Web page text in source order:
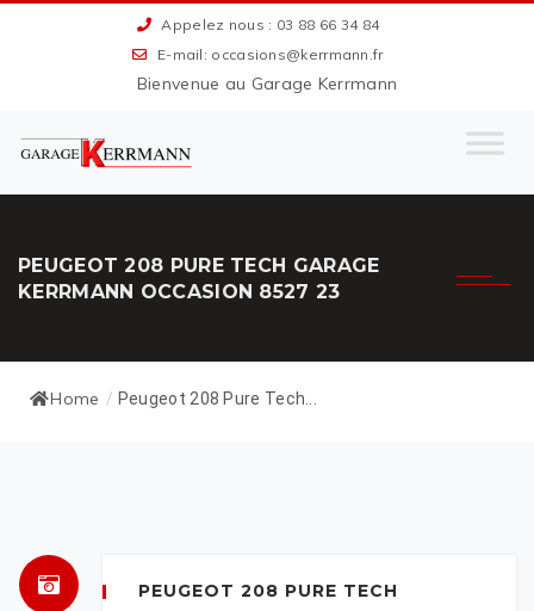
Appelez nous : 03 88 66 34 84
E-mail: occasions@kerrmann.fr
Bienvenue au Garage Kerrmann
PEUGEOT 208 PURE TECH GARAGE
KERRMANN OCCASION 8527 23
Home / Peugeot 208 Pure Tech...
PEUGEOT 208 PURE TECH